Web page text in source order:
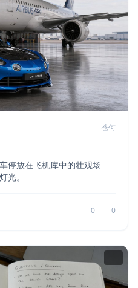
苍何
停放在飞机库中的壮观场
光。
0 0